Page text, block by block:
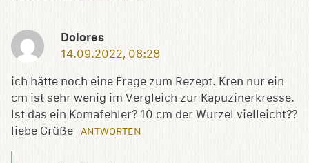
Dolores
14.09.2022, 08:28
ich hätte noch eine Frage zum Rezept. Kren nur ein
cm ist sehr wenig im Vergleich zur Kapuzinerkresse.
Ist das ein Komafehler? 10 cm der Wurzel vielleicht??
liebe Grüße
ANTWORTEN